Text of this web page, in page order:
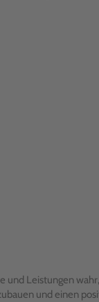
Leistungen
und einen